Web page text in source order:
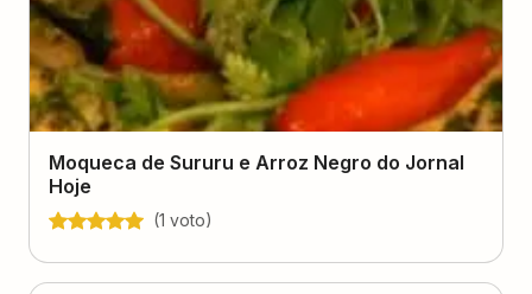
Moqueca de Sururu e Arroz Negro do Jornal
Hoje
(1 voto)